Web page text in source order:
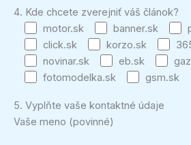
4. Kde chcete zverejniť váš článok?
motor.sk
banner.sk
click.sk
korzo.sk
novinar.sk
eb.sk
fotomodelka.sk
gsm.sk
5. Vyplňte vaše kontaktné údaje
Vaše meno (povinné)